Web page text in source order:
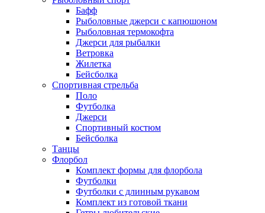
Бафф
Рыболовные джерси с капюшоном
Рыболовная термокофта
Джерси для рыбалки
Ветровка
Жилетка
Бейсболка
Спортивная стрельба
Поло
Футболка
Джерси
Спортивный костюм
Бейсболка
Танцы
Флорбол
Комплект формы для флорбола
Футболки
Футболки с длинным рукавом
Комплект из готовой ткани